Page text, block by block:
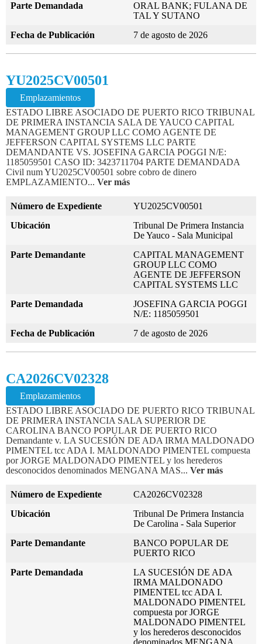
Parte Demandada
ORAL BANK; FULANA DE
TAL Y SUTANO
Fecha de Publicación
7 de agosto de 2026
YU2025CV00501
Emplazamientos
ESTADO LIBRE ASOCIADO DE PUERTO RICO TRIBUNAL
DE PRIMERA INSTANCIA SALA DE YAUCO CAPITAL
MANAGEMENT GROUP LLC COMO AGENTE DE
JEFFERSON CAPITAL SYSTEMS LLC PARTE
DEMANDANTE VS. JOSEFINA GARCIA POGGI N/E:
1185059501 CASO ID: 3423711704 PARTE DEMANDADA
Civil num YU2025CV00501 sobre cobro de dinero
EMPLAZAMIENTO... Ver más
Número de Expediente
YU2025CV00501
Ubicación
Tribunal De Primera Instancia
De Yauco - Sala Municipal
Parte Demandante
CAPITAL MANAGEMENT
GROUP LLC COMO
AGENTE DE JEFFERSON
CAPITAL SYSTEMS LLC
Parte Demandada
JOSEFINA GARCIA POGGI
N/E: 1185059501
Fecha de Publicación
7 de agosto de 2026
CA2026CV02328
Emplazamientos
ESTADO LIBRE ASOCIADO DE PUERTO RICO TRIBUNAL
DE PRIMERA INSTANCIA SALA SUPERIOR DE
CAROLINA BANCO POPULAR DE PUERTO RICO
Demandante v. LA SUCESIÓN DE ADA IRMA MALDONADO
PIMENTEL tcc ADA I. MALDONADO PIMENTEL compuesta
por JORGE MALDONADO PIMENTEL y los herederos
desconocidos denominados MENGANA MAS... Ver más
Número de Expediente
CA2026CV02328
Ubicación
Tribunal De Primera Instancia
De Carolina - Sala Superior
Parte Demandante
BANCO POPULAR DE
PUERTO RICO
Parte Demandada
LA SUCESIÓN DE ADA
IRMA MALDONADO
PIMENTEL tcc ADA I.
MALDONADO PIMENTEL
compuesta por JORGE
MALDONADO PIMENTEL
y los herederos desconocidos
denominados MENGANA